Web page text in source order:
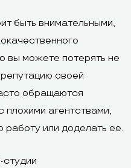
Да
Нет
форма
быть внимательными,
вы можете потерять не
своей
обращаются
плохими агентствами,
или доделать ее.
студии